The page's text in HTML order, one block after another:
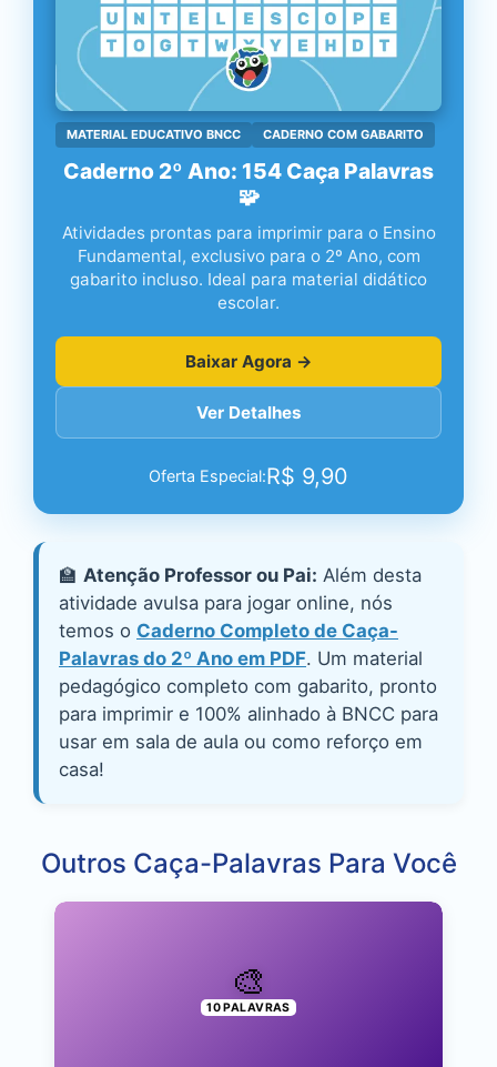
MATERIAL EDUCATIVO BNCC CADERNO COM GABARITO
Caderno 2º Ano: 154 Caça Palavras
🧩
Atividades prontas para imprimir para o Ensino
Fundamental, exclusivo para o 2º Ano, com
gabarito incluso. Ideal para material didático
escolar.
Baixar Agora →
Ver Detalhes
Oferta Especial:R$ 9,90
🏫 Atenção Professor ou Pai: Além desta
atividade avulsa para jogar online, nós
temos o Caderno Completo de Caça-
Palavras do 2º Ano em PDF. Um material
pedagógico completo com gabarito, pronto
para imprimir e 100% alinhado à BNCC para
usar em sala de aula ou como reforço em
casa!
Outros Caça-Palavras Para Você
🎨
10 PALAVRAS